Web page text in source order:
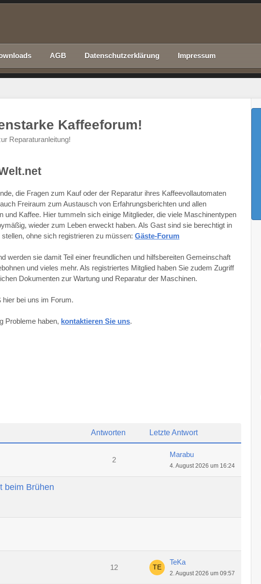
AGB Datenschutzerklärung Impressum
Kaffeeforum!
Reparaturanleitung!
die Fragen zum Kauf oder der Reparatur ihres Kaffeevollautomaten
Freiraum zum Austausch von Erfahrungsberichten und allen
Kaffee. Hier tummeln sich einige Mitglieder, die viele Maschinentypen
wieder zum Leben erweckt haben. Als Gast sind sie berechtigt in
ohne sich registrieren zu müssen:Gäste-Forum
werden sie damit Teil einer freundlichen und hilfsbereiten Gemeinschaft
und vieles mehr. Als registriertes Mitglied haben Sie zudem Zugriff
Dokumenten zur Wartung und Reparatur der Maschinen.
bei uns im Forum.
Probleme haben, kontaktieren Sie uns.
Antworten Letzte Antwort
2
Marabu
4. August 2026 um 16:24
beim Brühen
12
TeKa
2. August 2026 um 09:57